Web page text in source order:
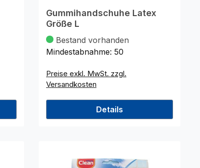
Gummihandschuhe Latex
Größe L
Bestand vorhanden
Mindestabnahme: 50
Preise exkl. MwSt. zzgl.
Versandkosten
Details